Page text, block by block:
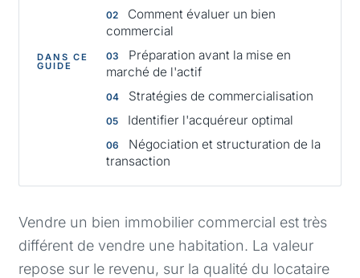
DANS CE
GUIDE
Comment évaluer un bien
commercial
Préparation avant la mise en
marché de l'actif
Stratégies de commercialisation
Identifier l'acquéreur optimal
Négociation et structuration de la
transaction
Vendre un bien immobilier commercial est très
différent de vendre une habitation. La valeur
repose sur le revenu, sur la qualité du locataire